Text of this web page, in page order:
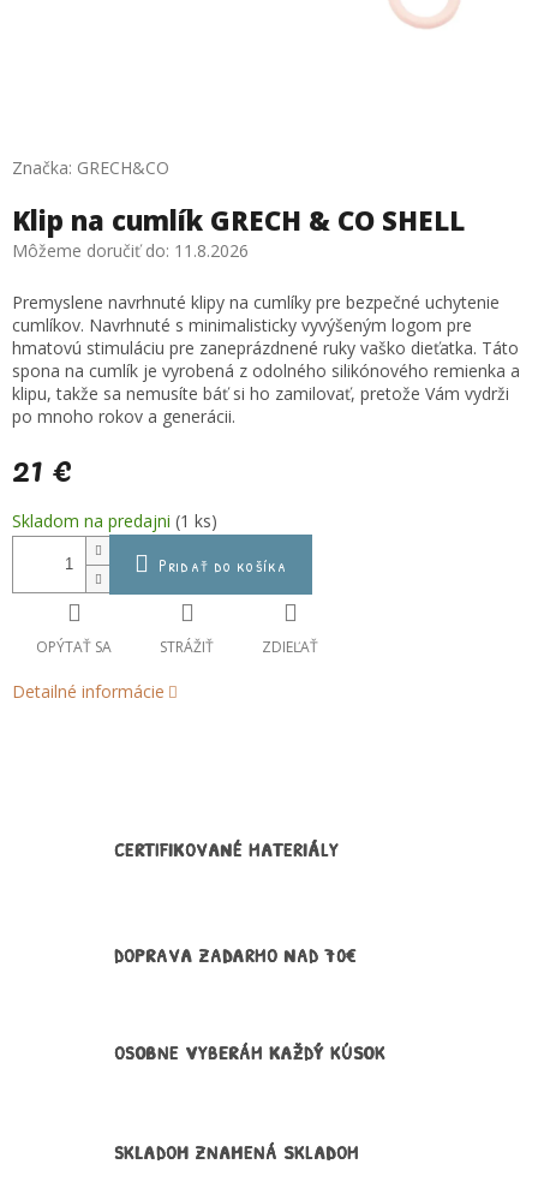
Značka: GRECH&CO
Klip na cumlík GRECH & CO SHELL
21 €
Jednotková
cena:
Skladom na predajni (1 ks)
Môžeme doručiť do: 11.8.2026
Pridať do košíka
Premyslene navrhnuté klipy na cumlíky pre bezpečné uchytenie
cumlíkov. Navrhnuté s minimalisticky vyvýšeným logom pre
hmatovú stimuláciu pre zaneprázdnené ruky vaško dieťatka. Táto
spona na cumlík je vyrobená z odolného silikónového remienka a
klipu, takže sa nemusíte báť si ho zamilovať, pretože Vám vydrži
po mnoho rokov a generácii.
Detailné informácie
OPÝTAŤ SA STRÁŽIŤ ZDIEĽAŤ
CERTIFIKOVANÉ MATERIÁLY
DOPRAVA ZADARMO NAD 70€
OSOBNE VYBERÁM KAŽDÝ KÚSOK
SKLADOM ZNAMENÁ SKLADOM